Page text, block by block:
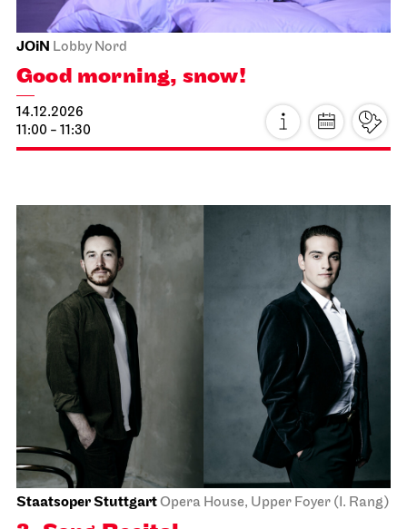
JOiN Lobby Nord
Good morning, snow!
14.12.2026
11:00 - 11:30